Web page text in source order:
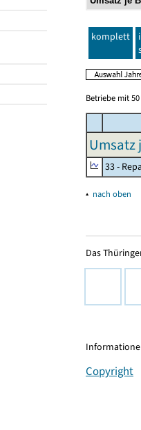
komplett
Betriebe mit
Umsatz
33 -
▴ nach oben
Das
Copyright